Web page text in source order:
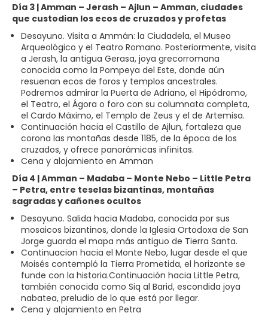
Día 3 | Amman – Jerash – Ajlun – Amman, ciudades
que custodian los ecos de cruzados y profetas
Desayuno. Visita a Ammán: la Ciudadela, el Museo
Arqueológico y el Teatro Romano. Posteriormente, visita
a Jerash, la antigua Gerasa, joya grecorromana
conocida como la Pompeya del Este, donde aún
resuenan ecos de foros y templos ancestrales.
Podremos admirar la Puerta de Adriano, el Hipódromo,
el Teatro, el Ágora o foro con su columnata completa,
el Cardo Máximo, el Templo de Zeus y el de Artemisa.
Continuación hacia el Castillo de Ajlun, fortaleza que
corona las montañas desde 1185, de la época de los
cruzados, y ofrece panorámicas infinitas.
Cena y alojamiento en Amman
Día 4 | Amman – Madaba – Monte Nebo – Little Petra
– Petra, entre teselas bizantinas, montañas
sagradas y cañones ocultos
Desayuno. Salida hacia Madaba, conocida por sus
mosaicos bizantinos, donde la Iglesia Ortodoxa de San
Jorge guarda el mapa más antiguo de Tierra Santa.
Continuacion hacia el Monte Nebo, lugar desde el que
Moisés contempló la Tierra Prometida, el horizonte se
funde con la historia.Continuación hacia Little Petra,
también conocida como Siq al Barid, escondida joya
nabatea, preludio de lo que está por llegar.
Cena y alojamiento en Petra